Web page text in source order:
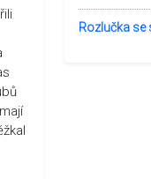
Rozlučka